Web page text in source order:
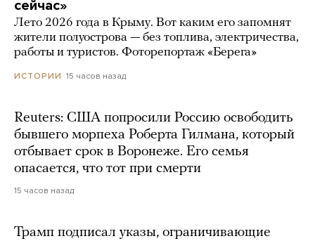
сейчас»
Лето 2026 года в Крыму. Вот каким его запомнят
жители полуострова — без топлива, электричества,
работы и туристов. Фоторепортаж «Берега»
ИСТОРИИ 15 часов назад
Reuters: США попросили Россию освободить
бывшего морпеха Роберта Гилмана, который
отбывает срок в Воронеже. Его семья
опасается, что тот при смерти
15 часов назад
Трамп подписал указы, ограничивающие